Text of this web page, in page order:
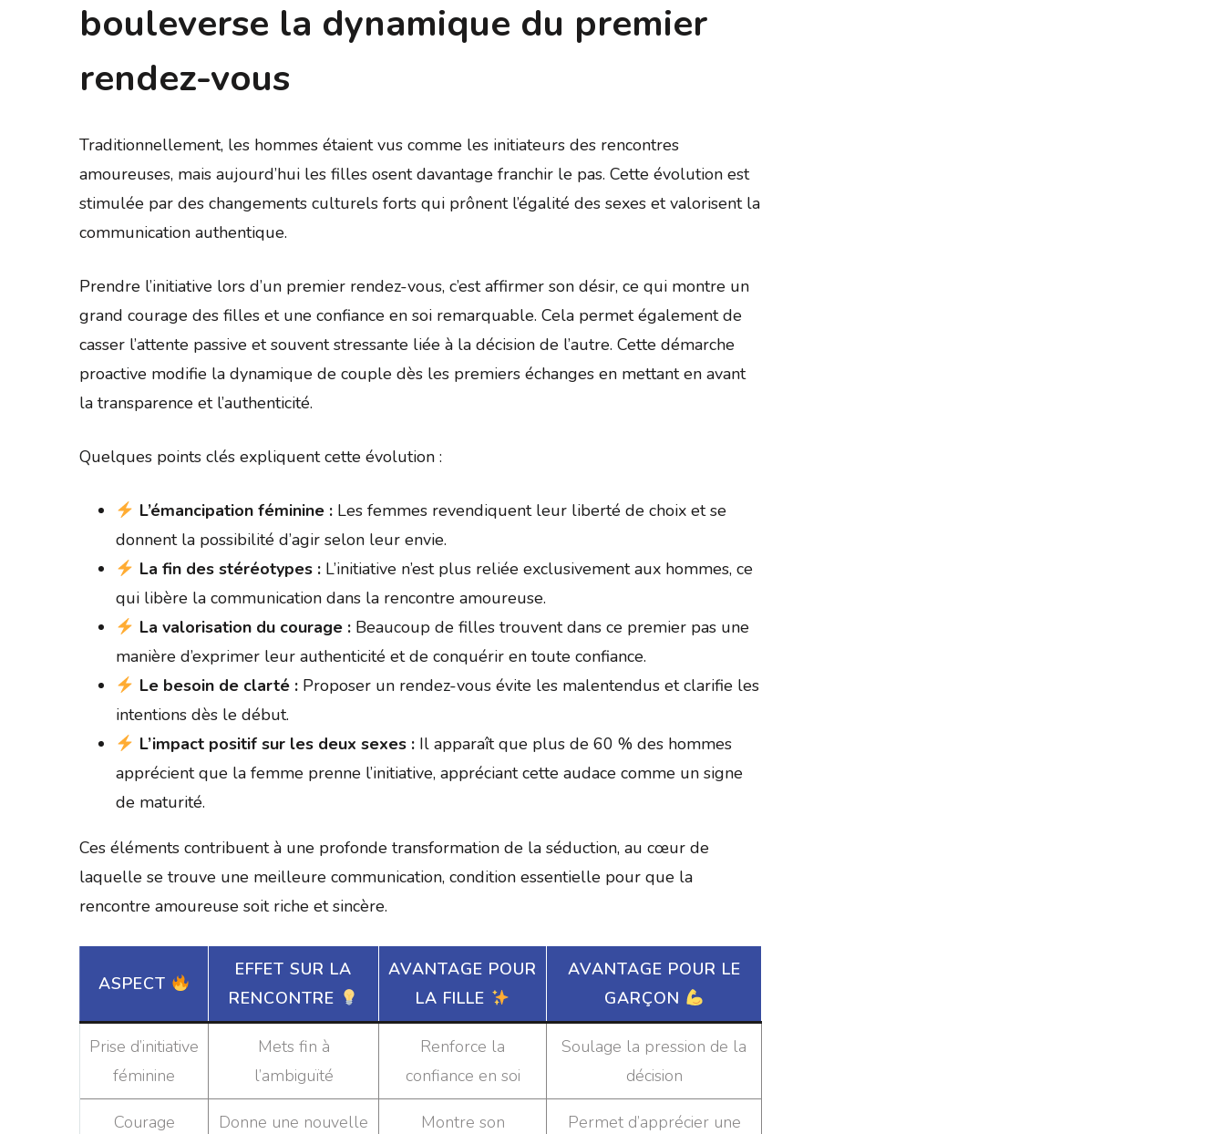
bouleverse la dynamique du premier
rendez-vous
Traditionnellement, les hommes étaient vus comme les initiateurs des rencontres
amoureuses, mais aujourd’hui les filles osent davantage franchir le pas. Cette évolution est
stimulée par des changements culturels forts qui prônent l’égalité des sexes et valorisent la
communication authentique.
Prendre l’initiative lors d’un premier rendez-vous, c’est affirmer son désir, ce qui montre un
grand courage des filles et une confiance en soi remarquable. Cela permet également de
casser l’attente passive et souvent stressante liée à la décision de l’autre. Cette démarche
proactive modifie la dynamique de couple dès les premiers échanges en mettant en avant
la transparence et l’authenticité.
Quelques points clés expliquent cette évolution :
L’émancipation féminine :Les femmes revendiquent leur liberté de choix et se
donnent la possibilité d’agir selon leur envie.
La fin des stéréotypes :L’initiative n’est plus reliée exclusivement aux hommes, ce
qui libère la communication dans la rencontre amoureuse.
La valorisation du courage :Beaucoup de filles trouvent dans ce premier pas une
manière d’exprimer leur authenticité et de conquérir en toute confiance.
Le besoin de clarté :Proposer un rendez-vous évite les malentendus et clarifie les
intentions dès le début.
L’impact positif sur les deux sexes :Il apparaît que plus de 60 % des hommes
apprécient que la femme prenne l’initiative, appréciant cette audace comme un signe
de maturité.
Ces éléments contribuent à une profonde transformation de la séduction, au cœur de
laquelle se trouve une meilleure communication, condition essentielle pour que la
rencontre amoureuse soit riche et sincère.
ASPECT
EFFET SUR LA
RENCONTRE
AVANTAGE POUR
LA FILLE
AVANTAGE POUR LE
GARÇON
Prise d’initiative
féminine
Mets fin à
l’ambiguïté
Renforce la
confiance en soi
Soulage la pression de la
décision
Courage
Donne une nouvelle
Montre son
Permet d’apprécier une